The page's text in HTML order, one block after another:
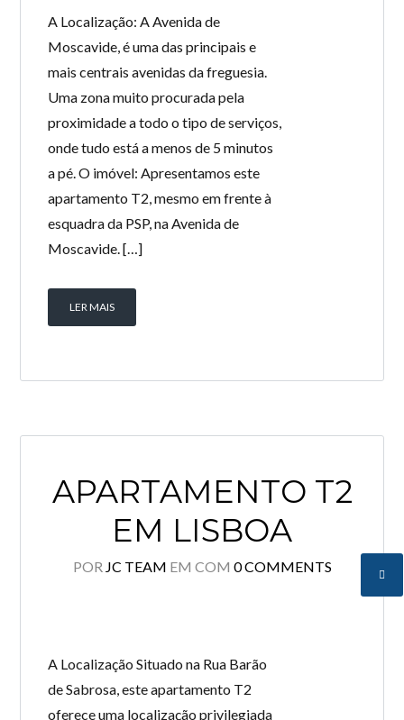
A Localização: A Avenida de
Moscavide, é uma das principais e
mais centrais avenidas da freguesia.
Uma zona muito procurada pela
proximidade a todo o tipo de serviços,
onde tudo está a menos de 5 minutos
a pé. O imóvel: Apresentamos este
apartamento T2, mesmo em frente à
esquadra da PSP, na Avenida de
Moscavide. […]
LER MAIS
APARTAMENTO T2
EM LISBOA
POR JC TEAM EM COM 0 COMMENTS
A Localização Situado na Rua Barão
de Sabrosa, este apartamento T2
oferece uma localização privilegiada